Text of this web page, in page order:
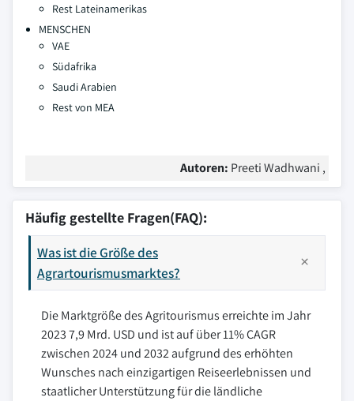
Rest Lateinamerikas
MENSCHEN
VAE
Südafrika
Saudi Arabien
Rest von MEA
Autoren: Preeti Wadhwani ,
Häufig gestellte Fragen(FAQ):
Was ist die Größe des
Agrartourismusmarktes?
Die Marktgröße des Agritourismus erreichte im Jahr
2023 7,9 Mrd. USD und ist auf über 11% CAGR
zwischen 2024 und 2032 aufgrund des erhöhten
Wunsches nach einzigartigen Reiseerlebnissen und
staatlicher Unterstützung für die ländliche